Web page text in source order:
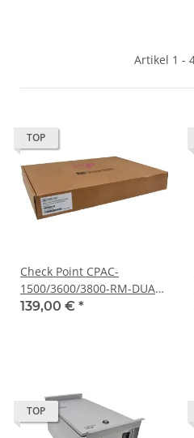
Artikel 1 -
TOP
Check Point CPAC-
1500/3600/3800-RM-DUAL
322899 Rack Mount Kit
139,00 € *
TOP